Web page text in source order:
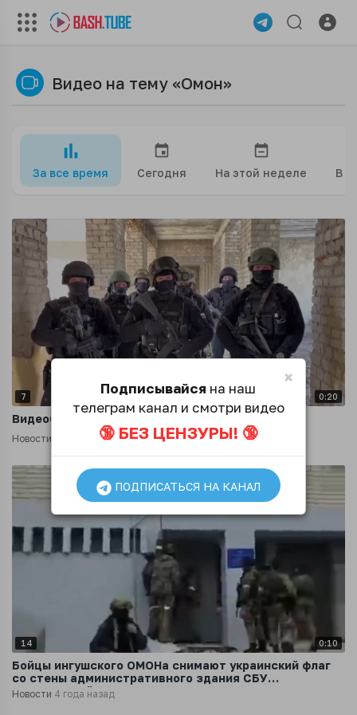
Видео на тему «Омон»
За все время Сегодня На этой неделе В
7 0:20
Видеобращение российского ОМОНа
Новости 4 года назад
14 0:10
Бойцы ингушского ОМОНа снимают украинский флаг
со стены административного здания СБУ
Запорожской области
Новости 4 года назад
×
Подписывайся на наш
телеграм канал и смотри видео
🔞 БЕЗ ЦЕНЗУРЫ! 🔞
ПОДПИСАТЬСЯ НА КАНАЛ